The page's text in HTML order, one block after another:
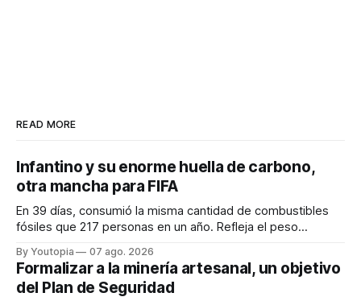
READ MORE
Infantino y su enorme huella de carbono,
otra mancha para FIFA
En 39 días, consumió la misma cantidad de combustibles
fósiles que 217 personas en un año. Refleja el peso
By Youtopia 07 ago. 2026
Formalizar a la minería artesanal, un objetivo
del Plan de Seguridad